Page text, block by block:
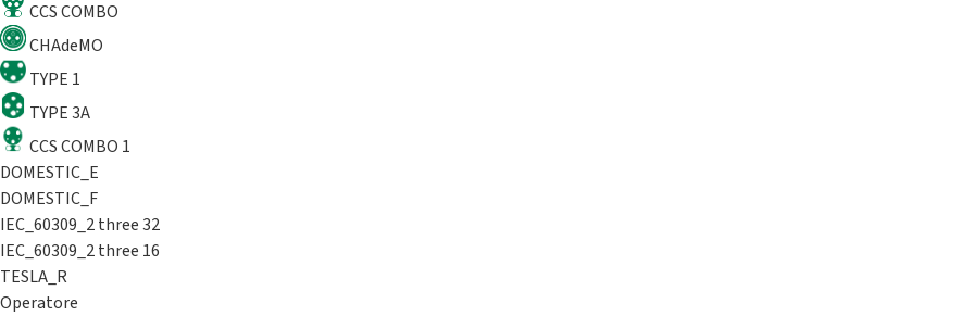
CCS COMBO
CHAdeMO
TYPE 1
TYPE 3A
CCS COMBO 1
DOMESTIC_E
DOMESTIC_F
IEC_60309_2 three 32
IEC_60309_2 three 16
TESLA_R
Operatore